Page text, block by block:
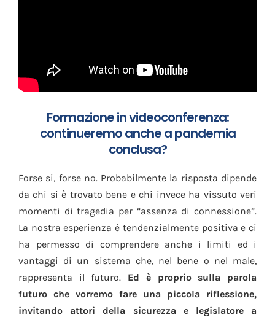
Formazione in videoconferenza:
continueremo anche a pandemia
conclusa?
Forse si, forse no. Probabilmente la risposta dipende
da chi si è trovato bene e chi invece ha vissuto veri
momenti di tragedia per “assenza di connessione”.
La nostra esperienza è tendenzialmente positiva e ci
ha permesso di comprendere anche i limiti ed i
vantaggi di un sistema che, nel bene o nel male,
rappresenta il futuro. Ed è proprio sulla parola
futuro che vorremo fare una piccola riflessione,
invitando attori della sicurezza e legislatore a